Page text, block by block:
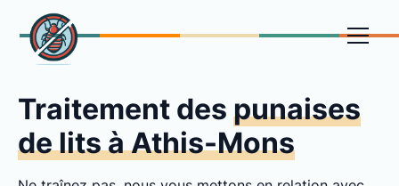
Traitement des punaises
de lits à Athis-Mons